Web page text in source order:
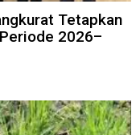
Tetapkan
2026–